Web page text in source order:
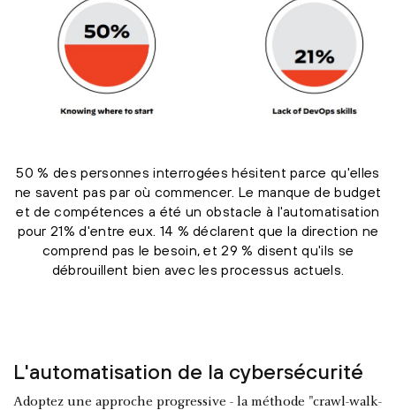
50 % des personnes interrogées hésitent parce qu'elles
ne savent pas par où commencer. Le manque de budget
et de compétences a été un obstacle à l'automatisation
pour 21% d'entre eux. 14 % déclarent que la direction ne
comprend pas le besoin, et 29 % disent qu'ils se
débrouillent bien avec les processus actuels.
L'automatisation de la cybersécurité
Adoptez une approche progressive - la méthode "crawl-walk-